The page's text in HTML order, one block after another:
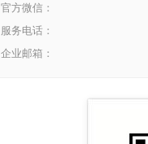
官方微信：
服务电话：
企业邮箱：